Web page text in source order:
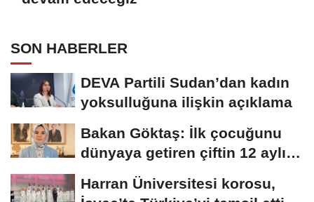
SON HABERLER
DEVA Partili Sudan’dan kadın
yoksulluğuna ilişkin açıklama
Bakan Göktaş: İlk çocuğunu
dünyaya getiren çiftin 12 aylık
Harran Üniversitesi korosu,